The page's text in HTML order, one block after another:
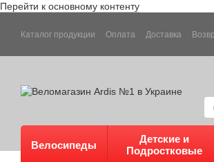
Перейти к основному контенту
Каталог продукции Оплата Доставка
Велосипеды
Детские и
Подростковые